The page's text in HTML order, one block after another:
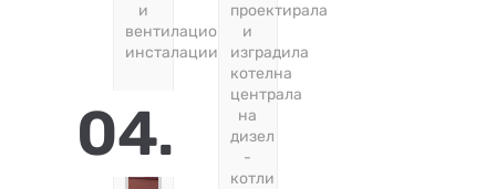
и
вентилационни
инсталации.
04.
проектирала
и
изградила
котелна
централа
на
дизел
-
котли